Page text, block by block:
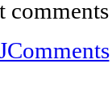
comments